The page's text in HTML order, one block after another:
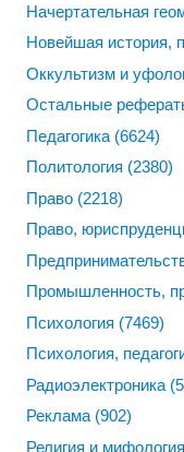
Начертательная
Новейшая история,
Оккультизм и
Остальные
Педагогика (6624)
Политология (2380)
Право (2218)
Право,
Промышленность,
Психология (7469)
Психология,
Радиоэлектроника
Реклама (902)
Религия и мифология